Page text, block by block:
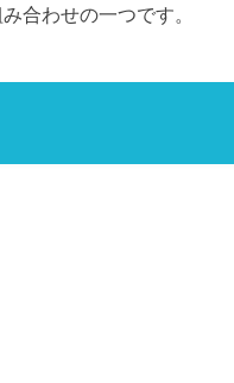
合わせの一つです。